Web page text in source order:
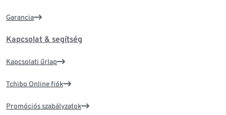
Garancia
Kapcsolat & segítség
Kapcsolati űrlap
Tchibo Online fiók
Promóciós szabályzatok